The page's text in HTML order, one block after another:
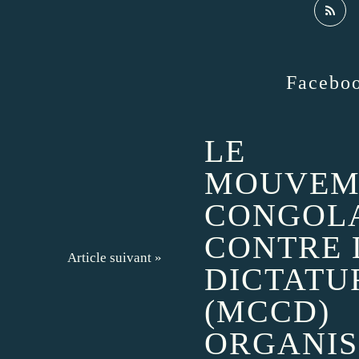
Article suivant »
LE
CONTRE
(MCCD)